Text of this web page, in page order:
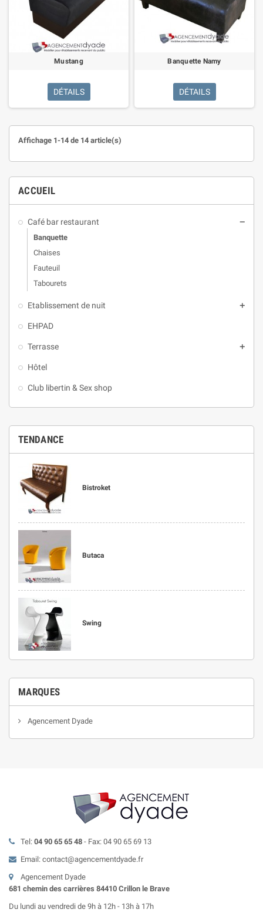
ACCUEIL
Café bar restaurant remove
Banquette
Chaises
Fauteuil
Tabourets
Etablissement de nuit add
EHPAD
Terrasse add
Hôtel
Club libertin & Sex shop
TENDANCE
Bistroket
Butaca
Swing
MARQUES
Agencement Dyade
Mustang
DÉTAILS
Banquette Namy
DÉTAILS
Affichage 1-14 de 14 article(s)
Tel: 04 90 65 65 48 - Fax: 04 90 65 69 13
Email: contact@agencementdyade.fr
Agencement Dyade
681 chemin des carrières 84410 Crillon le Brave
Du lundi au vendredi de 9h à 12h - 13h à 17h